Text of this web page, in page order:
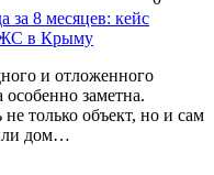
за 8 месяцев: кейс
в Крыму
и отложенного
заметна.
только объект, но и сам
дом…